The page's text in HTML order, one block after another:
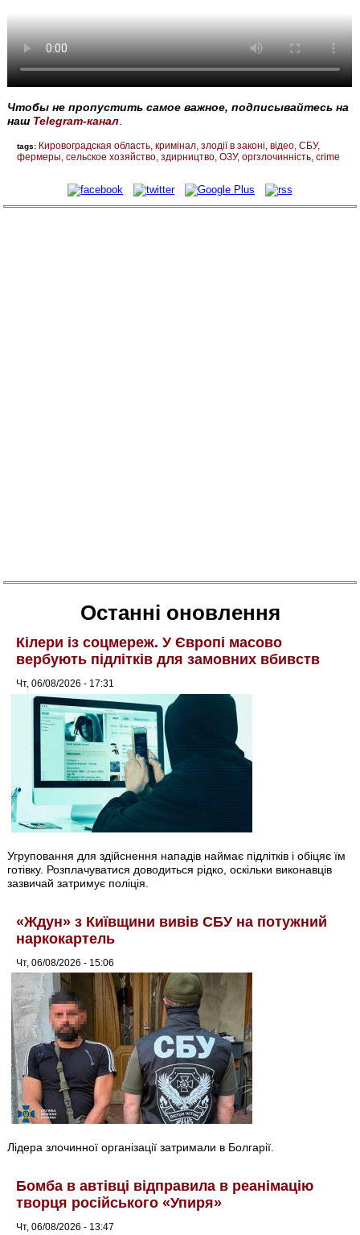
Чтобы не пропустить самое важное, подписывайтесь на
наш Telegram-канал
tags: Кировоградская область кримінал злодії в законі відео СБУ
фермеры сельское хозяйство здирництво ОЗУ оргзлочинність crime
Останні оновлення
Кілери із соцмереж. У Європі масово
вербують підлітків для замовних вбивств
Чт, 06/08/2026 - 17:31
Угруповання для здійснення нападів наймає підлітків і обіцяє їм
готівку. Розплачуватися доводиться рідко, оскільки виконавців
зазвичай затримує поліція.
«Ждун» з Київщини вивів СБУ на потужний
наркокартель
Чт, 06/08/2026 - 15:06
Лідера злочинної організації затримали в Болгарії.
Бомба в автівці відправила в реанімацію
творця російського «Упиря»
Чт, 06/08/2026 - 13:47